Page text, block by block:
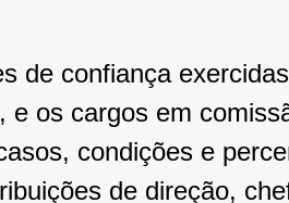
de confiança
e os cargos em
condições e
de direção,